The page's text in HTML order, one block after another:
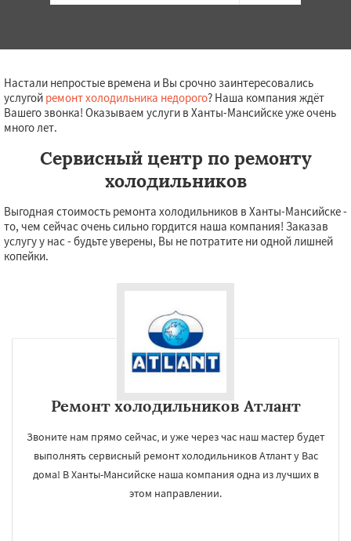
Настали непростые времена и Вы срочно заинтересовались
услугой ремонт холодильника недорого? Наша компания ждёт
Вашего звонка! Оказываем услуги в Ханты-Мансийске уже очень
много лет.
Сервисный центр по ремонту
холодильников
Выгодная стоимость ремонта холодильников в Ханты-Мансийске -
то, чем сейчас очень сильно гордится наша компания! Заказав
услугу у нас - будьте уверены, Вы не потратите ни одной лишней
копейки.
Ремонт холодильников Атлант
Звоните нам прямо сейчас, и уже через час наш мастер будет
выполнять сервисный ремонт холодильников Атлант у Вас
дома! В Ханты-Мансийске наша компания одна из лучших в
этом направлении.